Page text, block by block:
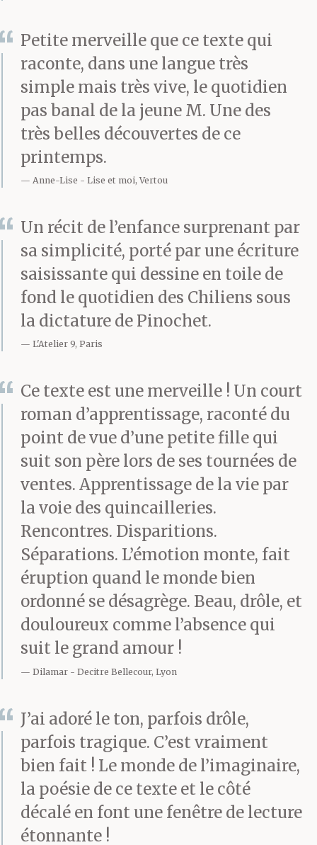
Petite merveille que ce texte qui
raconte, dans une langue très
simple mais très vive, le quotidien
pas banal de la jeune M. Une des
très belles découvertes de ce
printemps.
Anne-Lise Lise et moi, Vertou
Un récit de l’enfance surprenant par
sa simplicité, porté par une écriture
saisissante qui dessine en toile de
fond le quotidien des Chiliens sous
la dictature de Pinochet.
L'Atelier 9, Paris
Ce texte est une merveille ! Un court
roman d’apprentissage, raconté du
point de vue d’une petite fille qui
suit son père lors de ses tournées de
ventes. Apprentissage de la vie par
la voie des quincailleries.
Rencontres. Disparitions.
Séparations. L’émotion monte, fait
éruption quand le monde bien
ordonné se désagrège. Beau, drôle, et
douloureux comme l’absence qui
suit le grand amour !
Dilamar Decitre Bellecour, Lyon
J’ai adoré le ton, parfois drôle,
parfois tragique. C’est vraiment
bien fait ! Le monde de l’imaginaire,
la poésie de ce texte et le côté
décalé en font une fenêtre de lecture
étonnante !